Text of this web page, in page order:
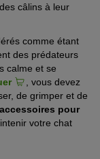
câlins à leur
comme étant
des prédateurs
calme et se
, vous devez
de grimper et de
accessoires pour
votre chat